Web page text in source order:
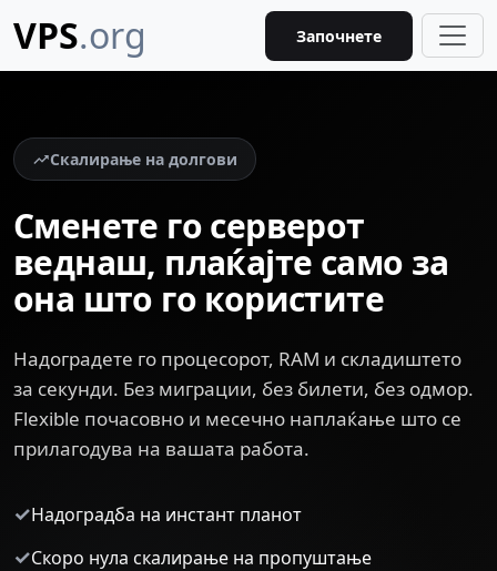
VPS.org Започнете
Скалирање на долгови
Сменете го серверот
веднаш, плаќајте само за
она што го користите
Надоградете го процесорот, RAM и складиштето
за секунди. Без миграции, без билети, без одмор.
Flexible почасовно и месечно наплаќање што се
прилагодува на вашата работа.
✓Надоградба на инстант планот
✓Скоро нула скалирање на пропуштање